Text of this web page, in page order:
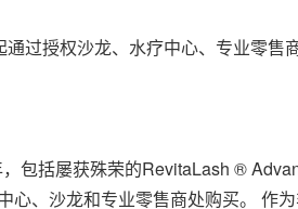
过授权沙龙、水疗中心、专业零售
包括屡获殊荣的RevitaLash ®
、沙龙和专业零售商处购买。 作